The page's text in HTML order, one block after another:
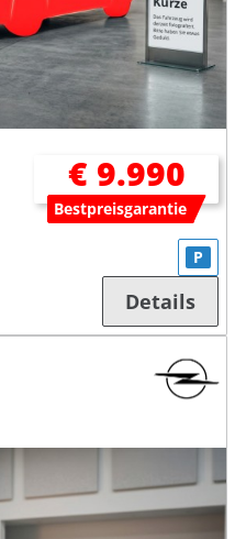
€ 9.990
Bestpreisgarantie
P
Details